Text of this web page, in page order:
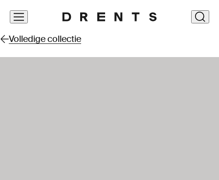
Navigatie
Volledige collectie